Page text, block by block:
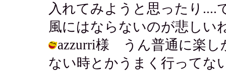
入れてみようと思ったり....
風にはならないのが悲しい
azzurri様 うん普通に楽し
ない時とかうまく行って